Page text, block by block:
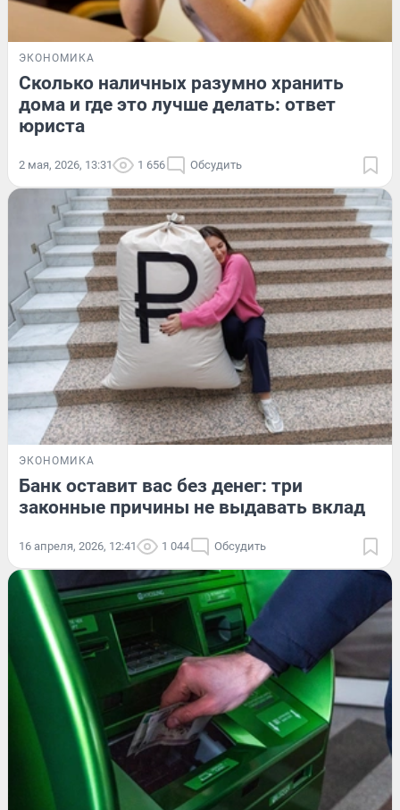
ЭКОНОМИКА
Сколько наличных разумно хранить
дома и где это лучше делать: ответ
юриста
2 мая, 2026, 13:31 1 656 Обсудить
ЭКОНОМИКА
Банк оставит вас без денег: три
законные причины не выдавать вклад
16 апреля, 2026, 12:41 1 044 Обсудить